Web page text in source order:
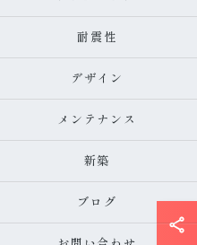
耐震性
デザイン
メンテナンス
新築
ブログ